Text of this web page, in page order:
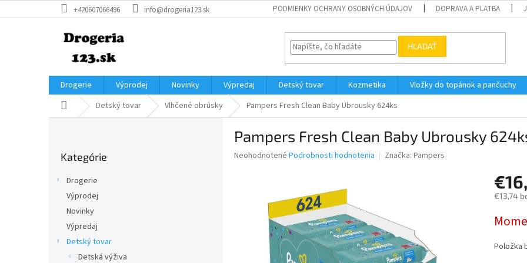
na
+420607066496 info@drogeria123.sk PODMIENKY OCHRANY OSOBNÝCH ÚDAJOV DOPRAVA A PLATBA
HĽADAŤ
Drogerie Výprodej Novinky Výpredaj Detský tovar Kozmetika Vložky do topánok a pančuchy
DomovDetský tovar Vlhčené obrúsky Pampers Fresh Clean Baby Ubrousky 624ks
kategórie
Kategórie
Drogerie
Výprodej
Novinky
Výpredaj
Detský tovar
Detská výživa
Pampers Fresh Clean Baby Ubrousky
Priemerné
hviezdičiek.
Neohodnotené Podrobnosti hodnotenia Značka: Pampers
€13,74
cena:
Položka